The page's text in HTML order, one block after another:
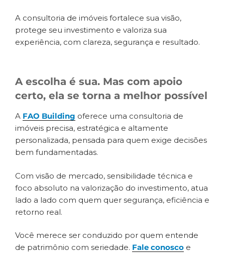
A consultoria de imóveis fortalece sua visão,
protege seu investimento e valoriza sua
experiência, com clareza, segurança e resultado.
A escolha é sua. Mas com apoio
certo, ela se torna a melhor possível
A FAO Building oferece uma consultoria de
imóveis precisa, estratégica e altamente
personalizada, pensada para quem exige decisões
bem fundamentadas.
Com visão de mercado, sensibilidade técnica e
foco absoluto na valorização do investimento, atua
lado a lado com quem quer segurança, eficiência e
retorno real.
Você merece ser conduzido por quem entende
de patrimônio com seriedade. Fale conosco e